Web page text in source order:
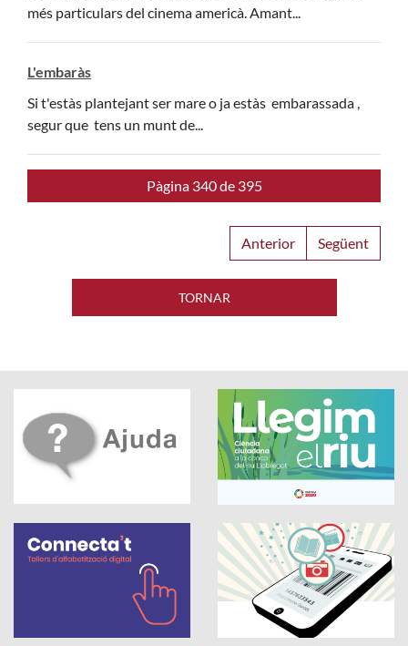
més particulars del cinema americà. Amant...
L'embaràs
Si t'estàs plantejant ser mare o ja estàs embarassada ,
segur que tens un munt de...
Pàgina 340 de 395
Anterior Següent
TORNAR